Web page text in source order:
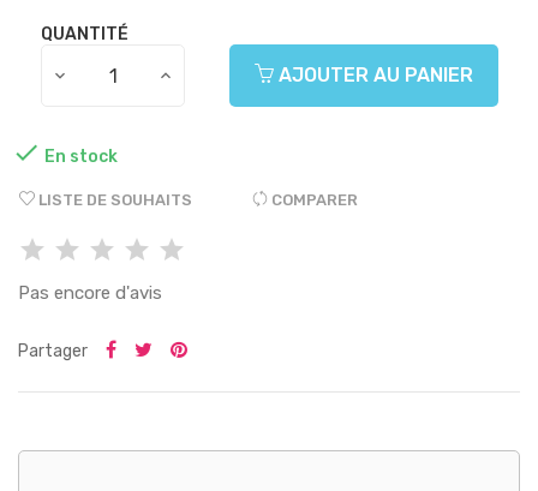
QUANTITÉ
AJOUTER AU PANIER
 En stock
LISTE DE SOUHAITS COMPARER
Pas encore d'avis
Partager